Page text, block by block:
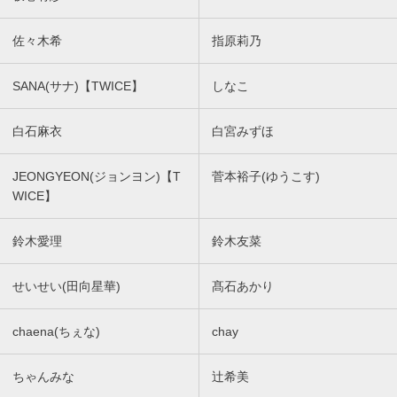
佐々木希 指原莉乃
SANA(サナ)【TWICE】 しなこ
白石麻衣 白宮みずほ
JEONGYEON(ジョンヨン)【T
WICE】
菅本裕子(ゆうこす)
鈴木愛理 鈴木友菜
せいせい(田向星華) 髙石あかり
chaena(ちぇな) chay
ちゃんみな 辻希美